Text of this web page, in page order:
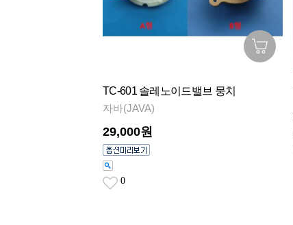
TC-601 솔레노이드밸브 뭉치
자바(JAVA)
29,000원
0